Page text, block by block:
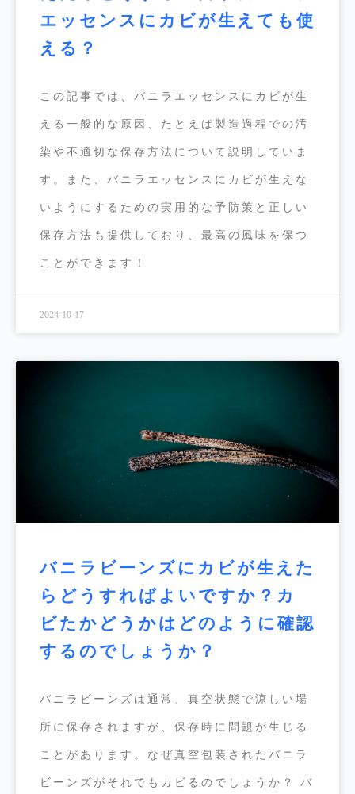
エッセンスにカビが生えても使
える？
この記事では、バニラエッセンスにカビが生
える一般的な原因、たとえば製造過程での汚
染や不適切な保存方法について説明していま
す。また、バニラエッセンスにカビが生えな
いようにするための実用的な予防策と正しい
保存方法も提供しており、最高の風味を保つ
ことができます！
2024-10-17
バニラビーンズにカビが生えた
らどうすればよいですか？カ
ビたかどうかはどのように確認
するのでしょうか？
バニラビーンズは通常、真空状態で涼しい場
所に保存されますが、保存時に問題が生じる
ことがあります。なぜ真空包装されたバニラ
ビーンズがそれでもカビるのでしょうか？ バ